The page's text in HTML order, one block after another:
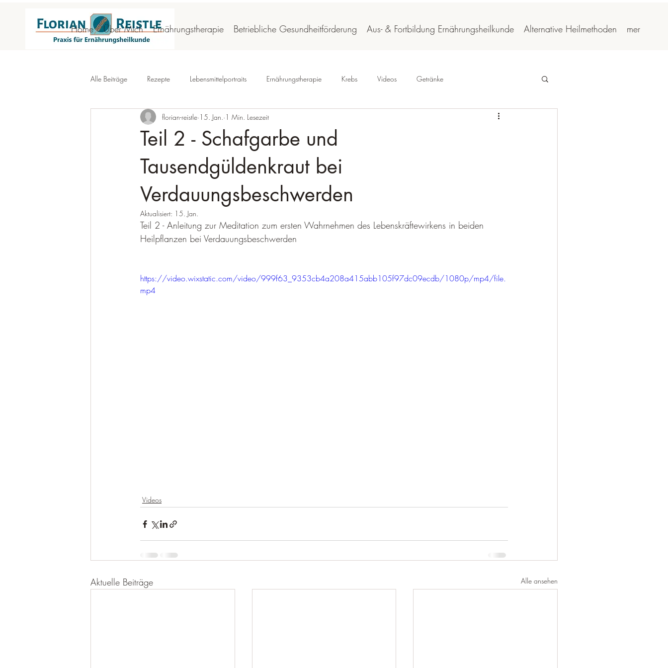
Home Über Mich Ernährungstherapie Betriebliche Gesundheitförderung Aus- & Fortbildung Ernährungsheilkunde Alternative Heilmethoden mer
Alle Beiträge Rezepte Lebensmittelportraits Ernährungstherapie Krebs Videos Getränke
Teil 2 - Schafgarbe und
Tausendgüldenkraut bei
Verdauungsbeschwerden
florian-reistle 15. Jan. 1 Min. Lesezeit
Aktualisiert: 15. Jan.
Teil 2 - Anleitung zur Meditation zum ersten Wahrnehmen des Lebenskräftewirkens in beiden
Heilpflanzen bei Verdauungsbeschwerden
https://video.wixstatic.com/video/999f63_9353cb4a208a415abb105f97dc09ecdb/1080p/mp4/file.
mp4
Videos
Aktuelle Beiträge Alle ansehen